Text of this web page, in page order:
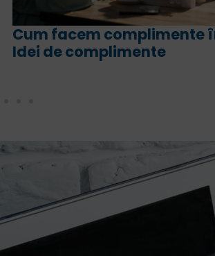
For și since în engleză.
fiecare și cum le folosim